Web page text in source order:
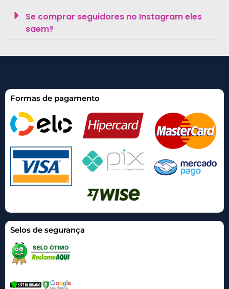
Se comprar seguidores no Instagram eles
saem?
Formas de pagamento
Selos de segurança